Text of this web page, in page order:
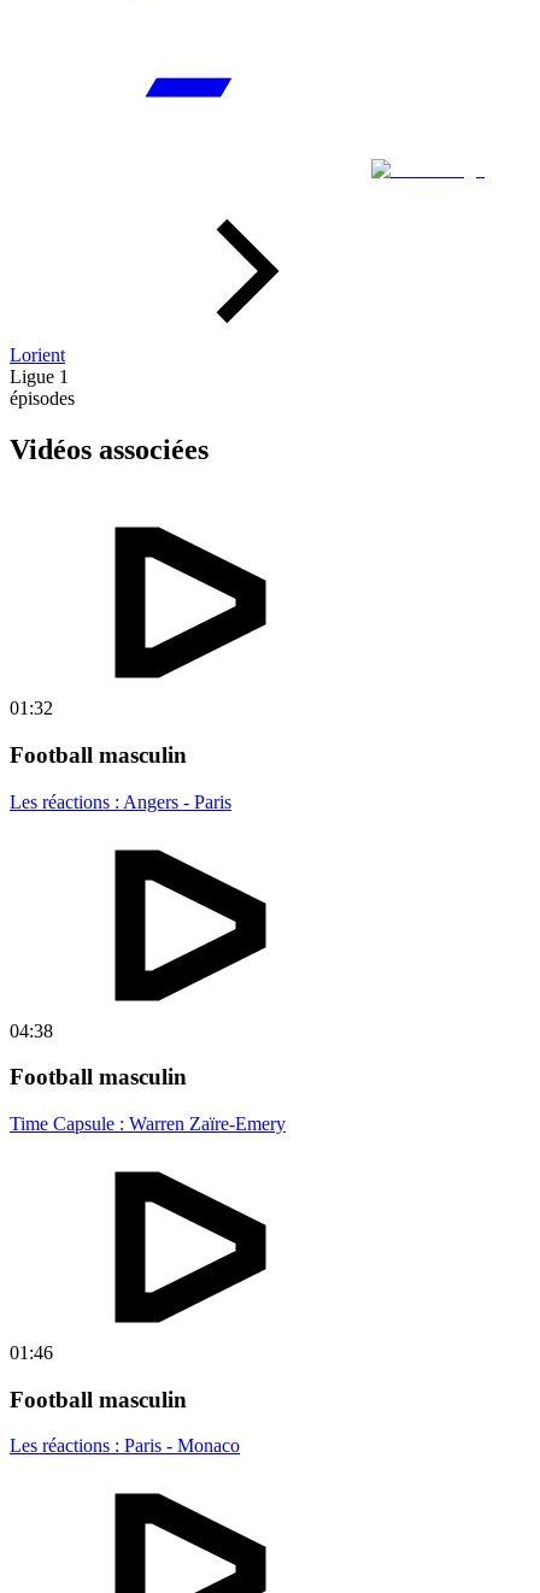
Lorient
Ligue 1
épisodes
Vidéos associées
01:32
Football masculin
Les réactions : Angers - Paris
04:38
Football masculin
Time Capsule : Warren Zaïre-Emery
01:46
Football masculin
Les réactions : Paris - Monaco